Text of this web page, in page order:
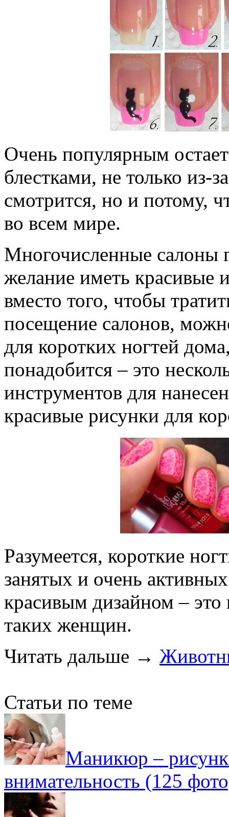
Очень популярным
блестками, не только из-
смотрится, но и потому,
во всем мире.
Многочисленные салоны
желание иметь красивые
вместо того, чтобы
посещение салонов,
для коротких ногтей
понадобится – это
инструментов для
красивые рисунки для
Разумеется, короткие
занятых и очень
красивым дизайном –
таких женщин.
Читать дальше →
Статьи по теме
Маникюр –
внимательность (125